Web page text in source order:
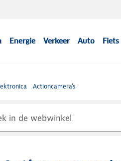
Energie Verkeer Auto Fiets
Actioncamera's